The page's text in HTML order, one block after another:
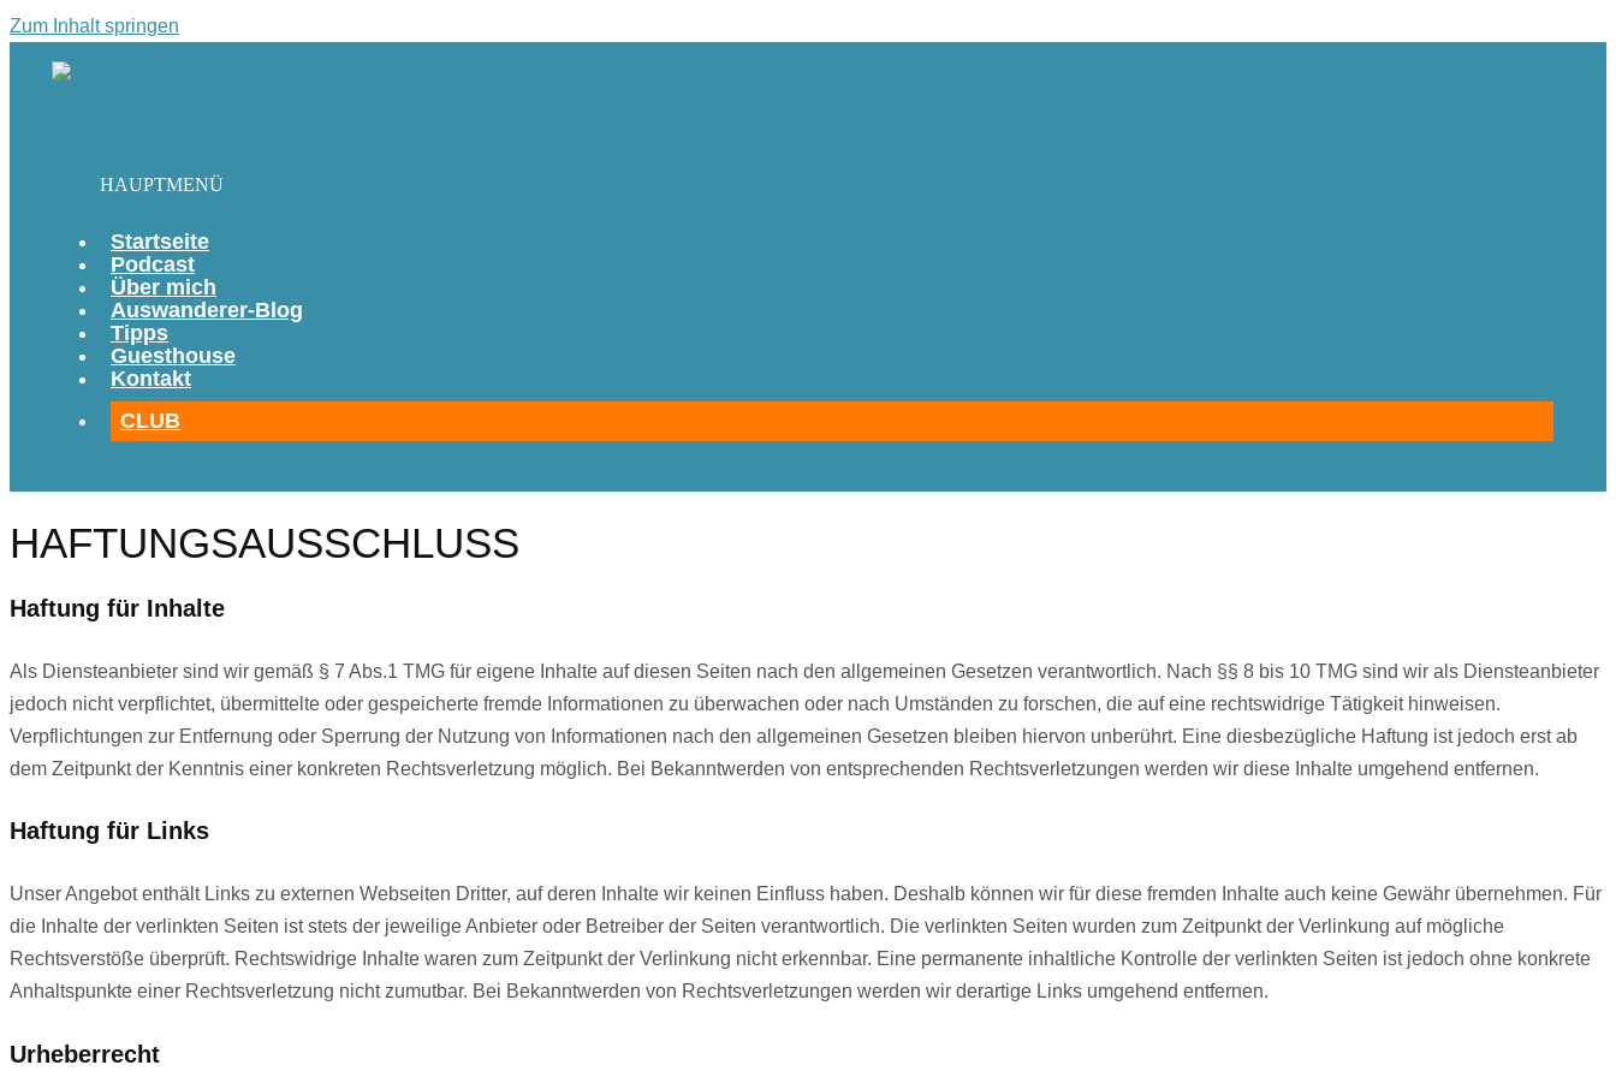
Zum Inhalt springen
HAUPTMENÜ
Startseite
Podcast
Über mich
Auswanderer-Blog
Tipps
Guesthouse
Kontakt
CLUB
HAFTUNGSAUSSCHLUSS
Haftung für Inhalte
Als Diensteanbieter sind wir gemäß § 7 Abs.1 TMG für eigene Inhalte auf diesen Seiten nach den allgemeinen Gesetzen verantwortlich. Nach §§ 8 bis 10 TMG sind wir als Diensteanbieter
jedoch nicht verpflichtet, übermittelte oder gespeicherte fremde Informationen zu überwachen oder nach Umständen zu forschen, die auf eine rechtswidrige Tätigkeit hinweisen.
Verpflichtungen zur Entfernung oder Sperrung der Nutzung von Informationen nach den allgemeinen Gesetzen bleiben hiervon unberührt. Eine diesbezügliche Haftung ist jedoch erst ab
dem Zeitpunkt der Kenntnis einer konkreten Rechtsverletzung möglich. Bei Bekanntwerden von entsprechenden Rechtsverletzungen werden wir diese Inhalte umgehend entfernen.
Haftung für Links
Unser Angebot enthält Links zu externen Webseiten Dritter, auf deren Inhalte wir keinen Einfluss haben. Deshalb können wir für diese fremden Inhalte auch keine Gewähr übernehmen. Für
die Inhalte der verlinkten Seiten ist stets der jeweilige Anbieter oder Betreiber der Seiten verantwortlich. Die verlinkten Seiten wurden zum Zeitpunkt der Verlinkung auf mögliche
Rechtsverstöße überprüft. Rechtswidrige Inhalte waren zum Zeitpunkt der Verlinkung nicht erkennbar. Eine permanente inhaltliche Kontrolle der verlinkten Seiten ist jedoch ohne konkrete
Anhaltspunkte einer Rechtsverletzung nicht zumutbar. Bei Bekanntwerden von Rechtsverletzungen werden wir derartige Links umgehend entfernen.
Urheberrecht